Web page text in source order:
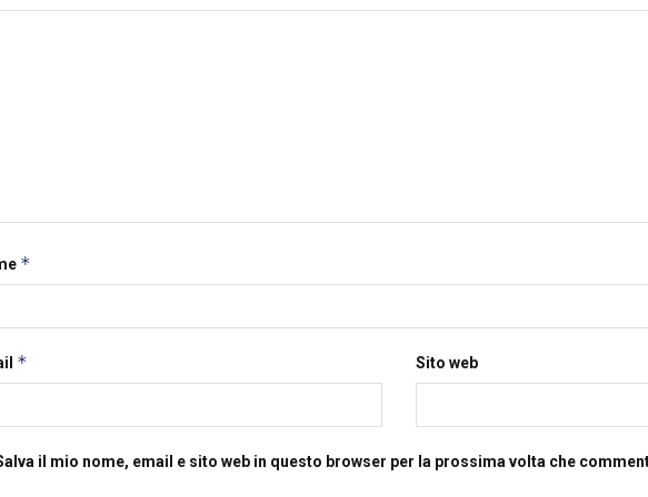
*
* Sito web
il mio nome, email e sito web in questo browser per la prossima volta che